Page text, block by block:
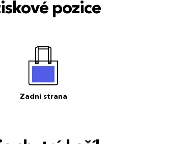
pozice
Zadní strana